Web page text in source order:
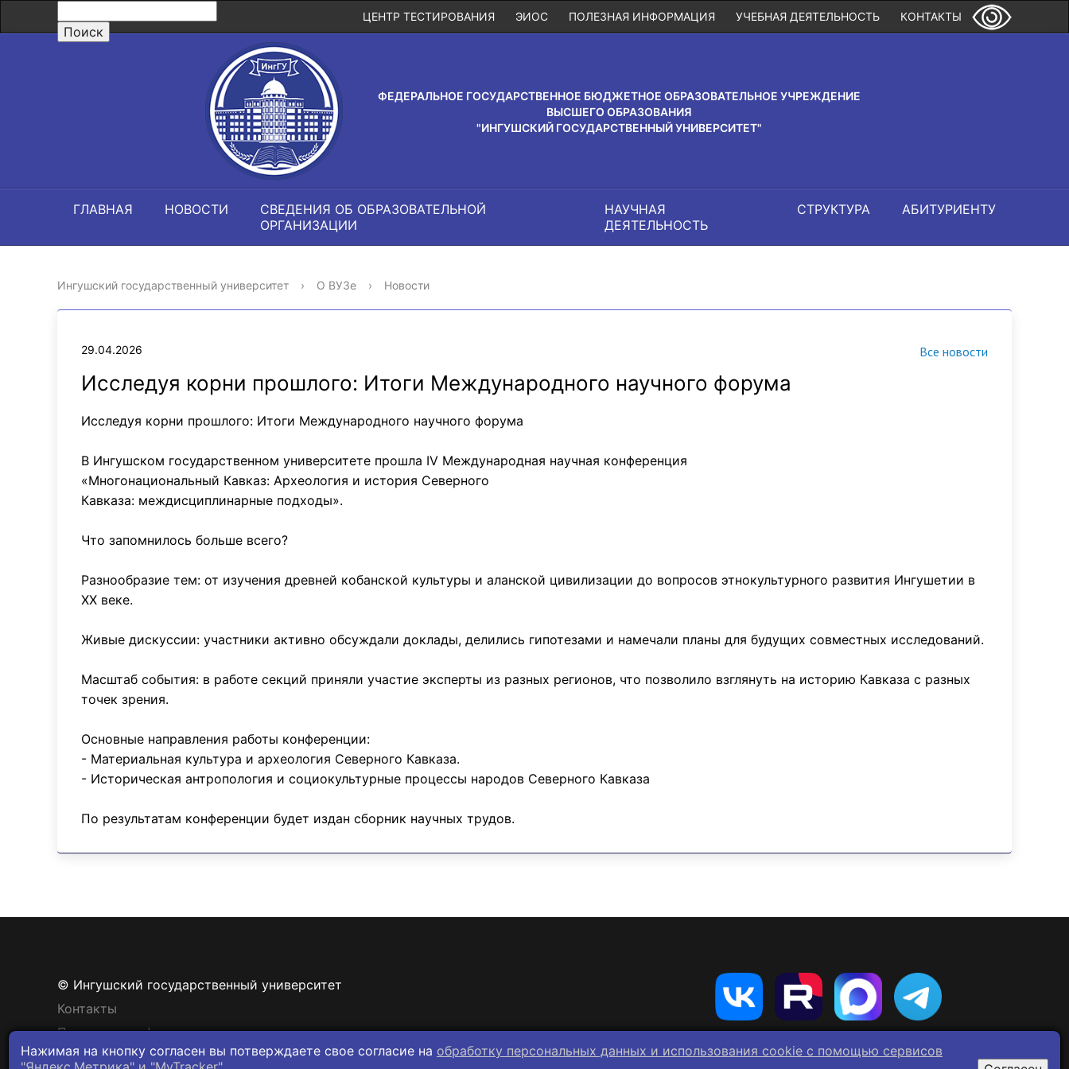
КОНТАКТЫ
УЧЕБНАЯ ДЕЯТЕЛЬНОСТЬ
ПОЛЕЗНАЯ ИНФОРМАЦИЯ
ЭИОС
ЦЕНТР ТЕСТИРОВАНИЯ
ФЕДЕРАЛЬНОЕ ГОСУДАРСТВЕННОЕ БЮДЖЕТНОЕ ОБРАЗОВАТЕЛЬНОЕ УЧРЕЖДЕНИЕ
ВЫСШЕГО ОБРАЗОВАНИЯ
"ИНГУШСКИЙ ГОСУДАРСТВЕННЫЙ УНИВЕРСИТЕТ"
ГЛАВНАЯ НОВОСТИ
СВЕДЕНИЯ ОБ ОБРАЗОВАТЕЛЬНОЙ
ОРГАНИЗАЦИИ
НАУЧНАЯ
ДЕЯТЕЛЬНОСТЬ
СТРУКТУРА АБИТУРИЕНТУ
Ингушский государственный университет › О ВУЗе › Новости
29.04.2026 Все новости
Исследуя корни прошлого: Итоги Международного научного форума
Исследуя корни прошлого: Итоги Международного научного форума
В Ингушском государственном университете прошла IV Международная научная конференция
«Многонациональный Кавказ: Археология и история Северного
Кавказа: междисциплинарные подходы».
Что запомнилось больше всего?
Разнообразие тем: от изучения древней кобанской культуры и аланской цивилизации до вопросов этнокультурного развития Ингушетии в
XX веке.
Живые дискуссии: участники активно обсуждали доклады, делились гипотезами и намечали планы для будущих совместных исследований.
Масштаб события: в работе секций приняли участие эксперты из разных регионов, что позволило взглянуть на историю Кавказа с разных
точек зрения.
Основные направления работы конференции:
- Материальная культура и археология Северного Кавказа.
- Историческая антропология и социокультурные процессы народов Северного Кавказа
По результатам конференции будет издан сборник научных трудов.
© Ингушский государственный университет
Контакты
Политика конфиденциальности
Нажимая на кнопку согласен вы потверждаете свое согласие на обработку персональных данных и использования cookie c помощью сервисов